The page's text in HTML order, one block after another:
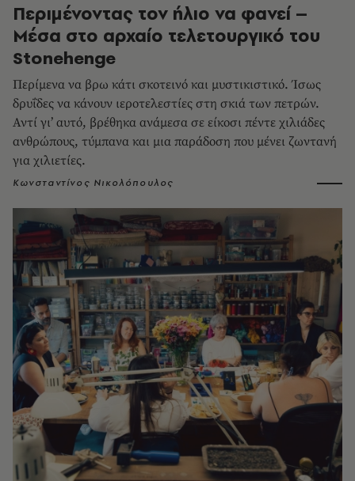
Περιμένοντας τον ήλιο να φανεί –
Μέσα στο αρχαίο τελετουργικό του
Stonehenge
Περίμενα να βρω κάτι σκοτεινό και μυστικιστικό. Ίσως
δρυΐδες να κάνουν ιεροτελεστίες στη σκιά των πετρών.
Αντί γι’ αυτό, βρέθηκα ανάμεσα σε είκοσι πέντε χιλιάδες
ανθρώπους, τύμπανα και μια παράδοση που μένει ζωντανή
για χιλιετίες.
Κωνσταντίνος Νικολόπουλος